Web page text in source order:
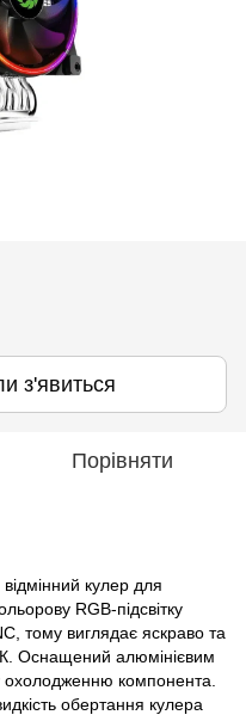
з'явиться
Порівняти
відмінний кулер для
RGB-підсвітку
тому виглядає яскраво та
Оснащений алюмінієвим
компонента.
обертання кулера